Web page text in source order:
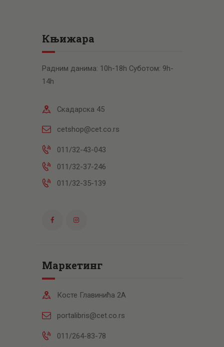
Књижара
Радним данима: 10h-18h Суботом: 9h-
14h
Скадарска 45
cetshop@cet.co.rs
011/32-43-043
011/32-37-246
011/32-35-139
Маркетинг
Косте Главинића 2А
portalibris@cet.co.rs
011/264-83-78